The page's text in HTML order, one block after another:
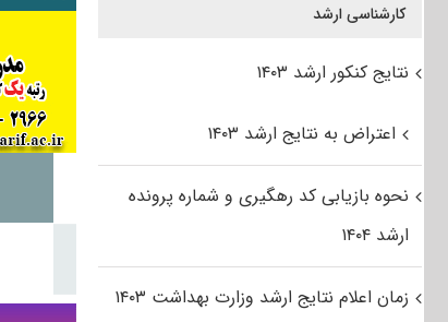
کارشناسی ارشد
نتایج کنکور ارشد ۱۴۰۳
اعتراض به نتایج ارشد ۱۴۰۳
نحوه بازیابی کد رهگیری و شماره پرونده
ارشد ۱۴۰۴
زمان اعلام نتایج ارشد وزارت بهداشت ۱۴۰۳